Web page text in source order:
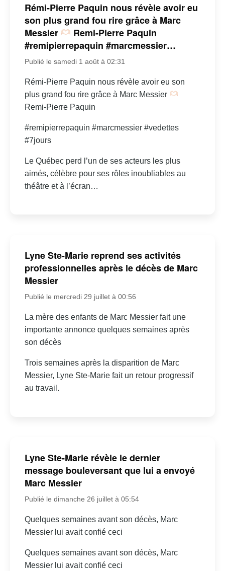
Rémi-Pierre Paquin nous révèle avoir eu
son plus grand fou rire grâce à Marc
Messier
Remi-Pierre Paquin
#remipierrepaquin #marcmessier…
Publié le samedi 1 août à 02:31
Rémi-Pierre Paquin nous révèle avoir eu son
plus grand fou rire grâce à Marc Messier
Remi-Pierre Paquin
#remipierrepaquin #marcmessier #vedettes
#7jours
Le Québec perd l’un de ses acteurs les plus
aimés, célèbre pour ses rôles inoubliables au
théâtre et à l’écran…
Lyne Ste-Marie reprend ses activités
professionnelles après le décès de Marc
Messier
Publié le mercredi 29 juillet à 00:56
La mère des enfants de Marc Messier fait une
importante annonce quelques semaines après
son décès
Trois semaines après la disparition de Marc
Messier, Lyne Ste-Marie fait un retour progressif
au travail.
Lyne Ste-Marie révèle le dernier
message bouleversant que lui a envoyé
Marc Messier
Publié le dimanche 26 juillet à 05:54
Quelques semaines avant son décès, Marc
Messier lui avait confié ceci
Quelques semaines avant son décès, Marc
Messier lui avait confié ceci